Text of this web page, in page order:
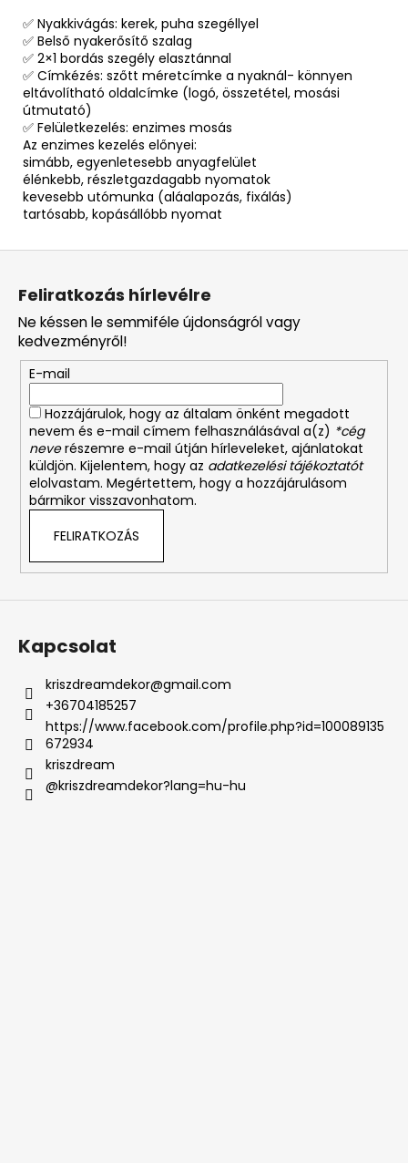
✅ Nyakkivágás: kerek, puha szegéllyel
✅ Belső nyakerősítő szalag
✅ 2×1 bordás szegély elasztánnal
✅ Címkézés: szőtt méretcímke a nyaknál- könnyen
eltávolítható oldalcímke (logó, összetétel, mosási
útmutató)
✅ Felületkezelés: enzimes mosás
Az enzimes kezelés előnyei:
simább, egyenletesebb anyagfelület
élénkebb, részletgazdagabb nyomatok
kevesebb utómunka (aláalapozás, fixálás)
tartósabb, kopásállóbb nyomat
Feliratkozás hírlevélre
Ne késsen le semmiféle újdonságról vagy
kedvezményről!
E-mail
Hozzájárulok, hogy az általam önként megadott
nevem és e-mail címem felhasználásával a(z) *cég
neverészemre e-mail útján hírleveleket, ajánlatokat
küldjön. Kijelentem, hogy az adatkezelési tájékoztatót
elolvastam. Megértettem, hogy a hozzájárulásom
bármikor visszavonhatom.
FELIRATKOZÁS
Kapcsolat
kriszdreamdekor@gmail.com
+36704185257
https://www.facebook.com/profile.php?id=100089135
672934
kriszdream
@kriszdreamdekor?lang=hu-hu